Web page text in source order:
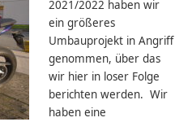
2021/2022 haben wir
ein größeres
Umbauprojekt in Angriff
genommen, über das
wir hier in loser Folge
berichten werden. Wir
haben eine